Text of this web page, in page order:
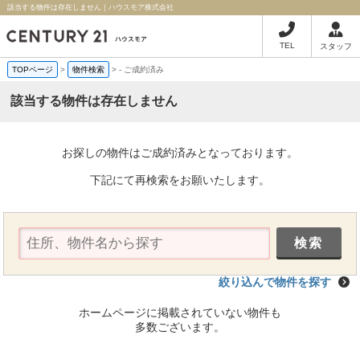
該当する物件は存在しません｜ハウスモア株式会社
TEL スタッフ
TOPページ > 物件検索 >- ご成約済み
該当する物件は存在しません
お探しの物件はご成約済みとなっております。
下記にて再検索をお願いたします。
絞り込んで物件を探す
ホームページに掲載されていない物件も
多数ございます。